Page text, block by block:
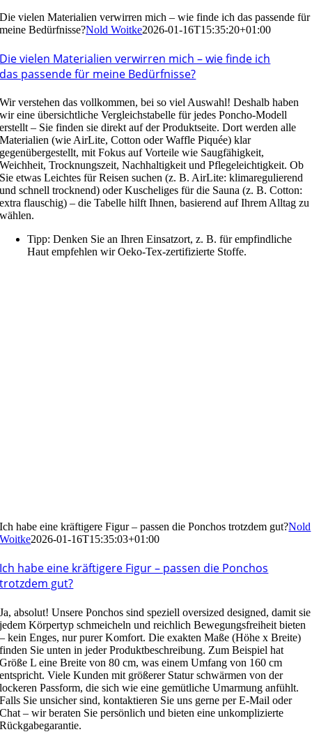
Die vielen Materialien verwirren mich – wie finde ich das passende für
meine Bedürfnisse?Nold Woitke2026-01-16T15:35:20+01:00
Die vielen Materialien verwirren mich – wie finde ich
das passende für meine Bedürfnisse?
Wir verstehen das vollkommen, bei so viel Auswahl! Deshalb haben
wir eine übersichtliche Vergleichstabelle für jedes Poncho-Modell
erstellt – Sie finden sie direkt auf der Produktseite. Dort werden alle
Materialien (wie AirLite, Cotton oder Waffle Piquée) klar
gegenübergestellt, mit Fokus auf Vorteile wie Saugfähigkeit,
Weichheit, Trocknungszeit, Nachhaltigkeit und Pflegeleichtigkeit. Ob
Sie etwas Leichtes für Reisen suchen (z. B. AirLite: klimaregulierend
und schnell trocknend) oder Kuscheliges für die Sauna (z. B. Cotton:
extra flauschig) – die Tabelle hilft Ihnen, basierend auf Ihrem Alltag zu
wählen.
Tipp: Denken Sie an Ihren Einsatzort, z. B. für empfindliche
Haut empfehlen wir Oeko-Tex-zertifizierte Stoffe.
Ich habe eine kräftigere Figur – passen die Ponchos trotzdem gut?Nold
Woitke2026-01-16T15:35:03+01:00
Ich habe eine kräftigere Figur – passen die Ponchos
trotzdem gut?
Ja, absolut! Unsere Ponchos sind speziell oversized designed, damit sie
jedem Körpertyp schmeicheln und reichlich Bewegungsfreiheit bieten
– kein Enges, nur purer Komfort. Die exakten Maße (Höhe x Breite)
finden Sie unten in jeder Produktbeschreibung. Zum Beispiel hat
Größe L eine Breite von 80 cm, was einem Umfang von 160 cm
entspricht. Viele Kunden mit größerer Statur schwärmen von der
lockeren Passform, die sich wie eine gemütliche Umarmung anfühlt.
Falls Sie unsicher sind, kontaktieren Sie uns gerne per E-Mail oder
Chat – wir beraten Sie persönlich und bieten eine unkomplizierte
Rückgabegarantie.